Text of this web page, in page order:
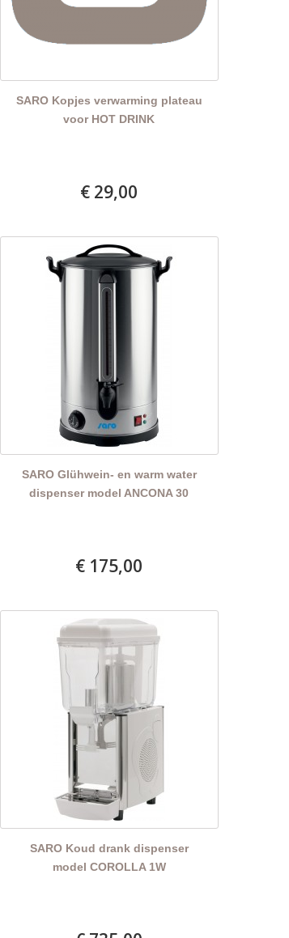
SARO Kopjes verwarming plateau
voor HOT DRINK
€ 29,00
SARO Glühwein- en warm water
dispenser model ANCONA 30
€ 175,00
SARO Koud drank dispenser
model COROLLA 1W